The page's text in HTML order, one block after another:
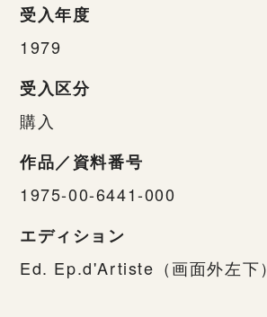
受入年度
1979
受入区分
購入
作品／資料番号
1975-00-6441-000
エディション
Ed. Ep.d'Artiste（画面外左下）